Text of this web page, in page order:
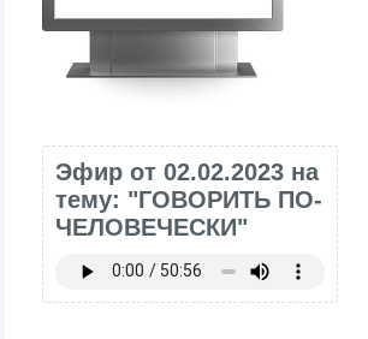
Эфир от 02.02.2023 на
тему: "ГОВОРИТЬ ПО-
ЧЕЛОВЕЧЕСКИ"